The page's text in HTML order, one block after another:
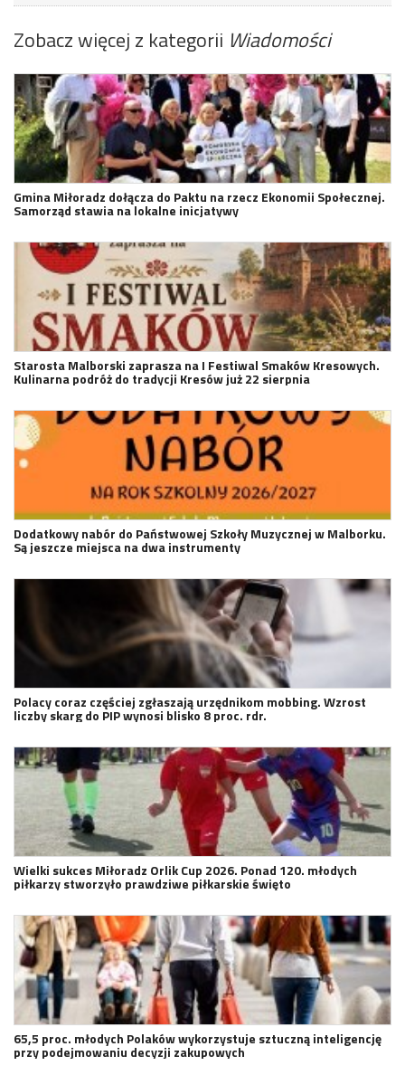
Zobacz więcej z kategorii Wiadomości
Gmina Miłoradz dołącza do Paktu na rzecz Ekonomii Społecznej.
Samorząd stawia na lokalne inicjatywy
Starosta Malborski zaprasza na I Festiwal Smaków Kresowych.
Kulinarna podróż do tradycji Kresów już 22 sierpnia
Dodatkowy nabór do Państwowej Szkoły Muzycznej w Malborku.
Są jeszcze miejsca na dwa instrumenty
Polacy coraz częściej zgłaszają urzędnikom mobbing. Wzrost
liczby skarg do PIP wynosi blisko 8 proc. rdr.
Wielki sukces Miłoradz Orlik Cup 2026. Ponad 120. młodych
piłkarzy stworzyło prawdziwe piłkarskie święto
65,5 proc. młodych Polaków wykorzystuje sztuczną inteligencję
przy podejmowaniu decyzji zakupowych